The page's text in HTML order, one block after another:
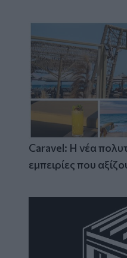
Caravel: Η νέα
εμπειρίες που